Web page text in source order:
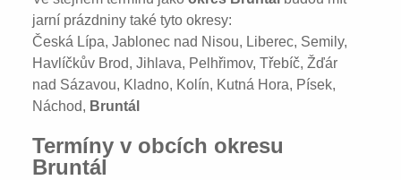
jarní prázdniny také tyto okresy:
Česká Lípa, Jablonec nad Nisou, Liberec, Semily,
Havlíčkův Brod, Jihlava, Pelhřimov, Třebíč, Žďár
nad Sázavou, Kladno, Kolín, Kutná Hora, Písek,
Náchod, Bruntál
Termíny v obcích okresu
Bruntál